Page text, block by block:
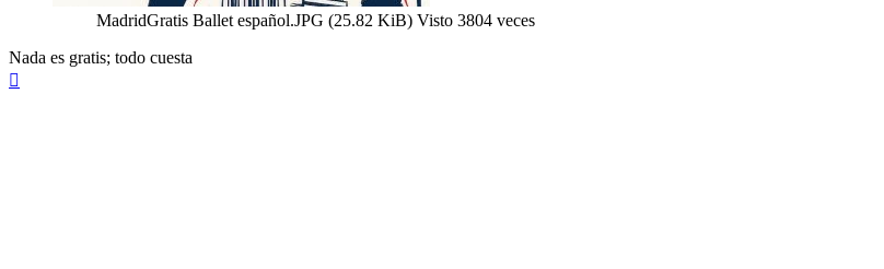
MadridGratis Ballet español.JPG (25.82 KiB) Visto 3804 veces
Nada es gratis; todo cuesta